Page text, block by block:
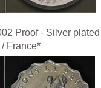
Proof - Silver
France*